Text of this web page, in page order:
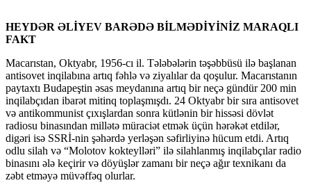
HEYDƏR ƏLİYEV BARƏDƏ BİLMƏDİYİNİZ MARAQLI
FAKT
Macarıstan, Oktyabr, 1956-cı il. Tələbələrin təşəbbüsü ilə başlanan
antisovet inqilabına artıq fəhlə və ziyalılar da qoşulur. Macarıstanın
paytaxtı Budapeştin əsas meydanına artıq bir neçə gündür 200 min
inqilabçıdan ibarət mitinq toplaşmışdı. 24 Oktyabr bir sıra antisovet
və antikommunist çıxışlardan sonra kütlənin bir hissəsi dövlət
radiosu binasından millətə müraciət etmək üçün hərəkət etdilər,
digəri isə SSRİ-nin şəhərdə yerləşən səfirliyinə hücum etdi. Artıq
odlu silah və “Molotov kokteylləri” ilə silahlanmış inqilabçılar radio
binasını ələ keçirir və döyüşlər zamanı bir neçə ağır texnikanı da
zəbt etməyə müvəffəq olurlar.